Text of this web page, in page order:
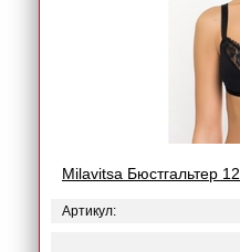
Milavitsa Бюстгальтер
Артикул: